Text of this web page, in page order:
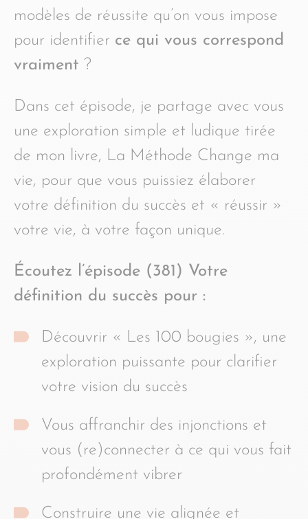
modèles de réussite qu’on vous impose
pour identifier ce qui vous correspond
vraiment ?
Dans cet épisode, je partage avec vous
une exploration simple et ludique tirée
de mon livre, La Méthode Change ma
vie, pour que vous puissiez élaborer
votre définition du succès et « réussir »
votre vie, à votre façon unique.
Écoutez l’épisode (381) Votre
définition du succès pour :
Découvrir « Les 100 bougies », une
exploration puissante pour clarifier
votre vision du succès
Vous affranchir des injonctions et
vous (re)connecter à ce qui vous fait
profondément vibrer
Construire une vie alignée et